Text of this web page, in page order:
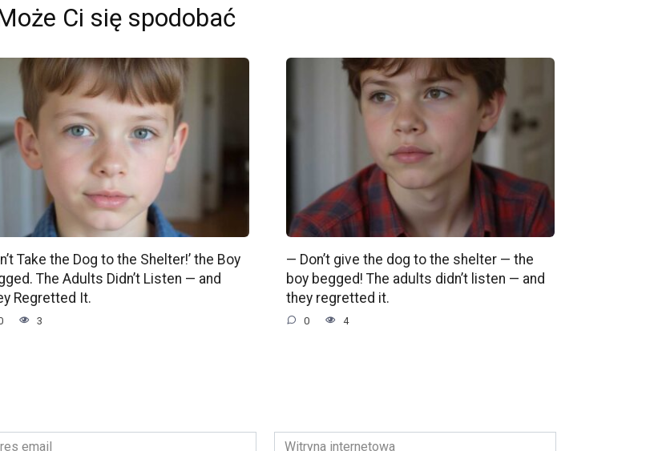
Ci się spodobać
Take the Dog to the Shelter!’ the Boy
The Adults Didn’t Listen — and
Regretted It.
3
— Don’t give the dog to the shelter — the
boy begged! The adults didn’t listen — and
they regretted it.
0 4
Witryna